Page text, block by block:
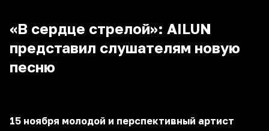
«В сердце стрелой»: AILUN
представил слушателям новую
песню
15 ноября молодой и перспективный артист